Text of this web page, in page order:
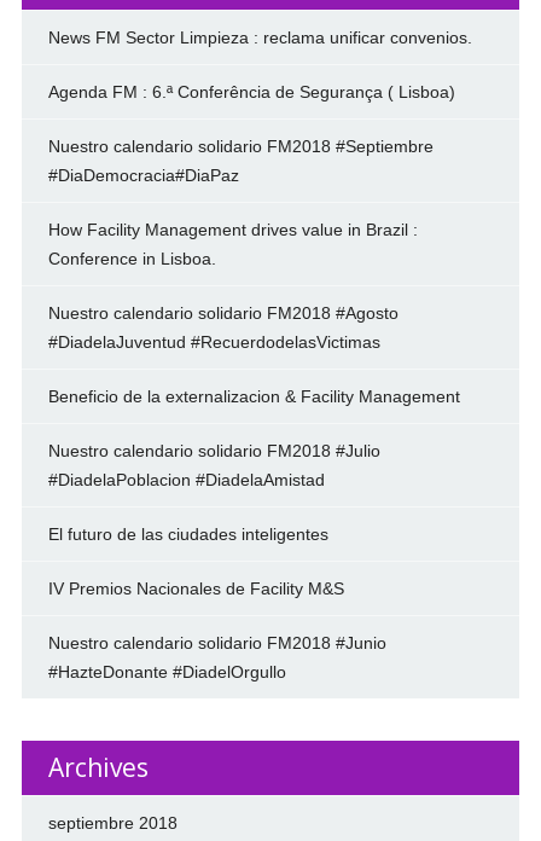
News FM Sector Limpieza : reclama unificar convenios.
Agenda FM : 6.ª Conferência de Segurança ( Lisboa)
Nuestro calendario solidario FM2018 #Septiembre
#DiaDemocracia#DiaPaz
How Facility Management drives value in Brazil :
Conference in Lisboa.
Nuestro calendario solidario FM2018 #Agosto
#DiadelaJuventud #RecuerdodelasVictimas
Beneficio de la externalizacion & Facility Management
Nuestro calendario solidario FM2018 #Julio
#DiadelaPoblacion #DiadelaAmistad
El futuro de las ciudades inteligentes
IV Premios Nacionales de Facility M&S
Nuestro calendario solidario FM2018 #Junio
#HazteDonante #DiadelOrgullo
Archives
septiembre 2018